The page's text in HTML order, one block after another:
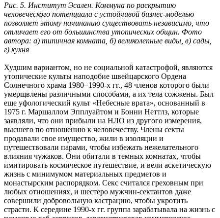
Рис. 5. Институт Эсален. Коммуна по раскрытию
человеческого потенциала с устойчивой бизнес-моделью
позволяет этому начинанию существовать независимо, что
отличает его от большинства утопических общин. Фото
автора: а) типичная комната, б) великолепные виды, в) сады,
г) кухня
Худшим вариантом, но не социальной катастрофой, являются
утопические культы наподобие швейцарского Ордена
Солнечного храма 1980−1990-х гг., 48 членов которого были
умерщвлены различными способами, а их тела сожжены. Был
еще уфологический культ «Небесные врата», основанный в
1975 г. Маршаллом Эпплуайтом и Бонни Неттлз, которые
заявляли, что они прибыли на НЛО из другого измерения,
высшего по отношению к человечеству. Члены секты
продавали свое имущество, жили в изоляции и
путешествовали парами, чтобы избежать нежелательного
влияния чужаков. Они обитали в темных комнатах, чтобы
имитировать космическое путешествие, и вели аскетическую
жизнь с минимумом материальных предметов и
монастырским распорядком. Секс считался греховным при
любых отношениях, и шестеро мужчин-сектантов даже
совершили добровольную кастрацию, чтобы укротить
страсти. К середине 1990-х гг. группа зарабатывала на жизнь с